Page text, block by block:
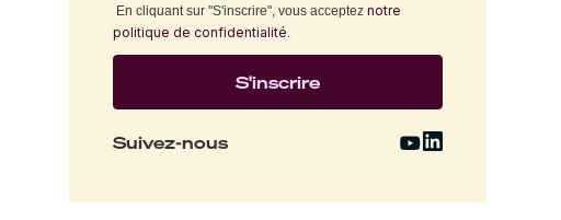
En cliquant sur "S'inscrire", vous acceptez notre
politique de confidentialité.
Suivez-nous